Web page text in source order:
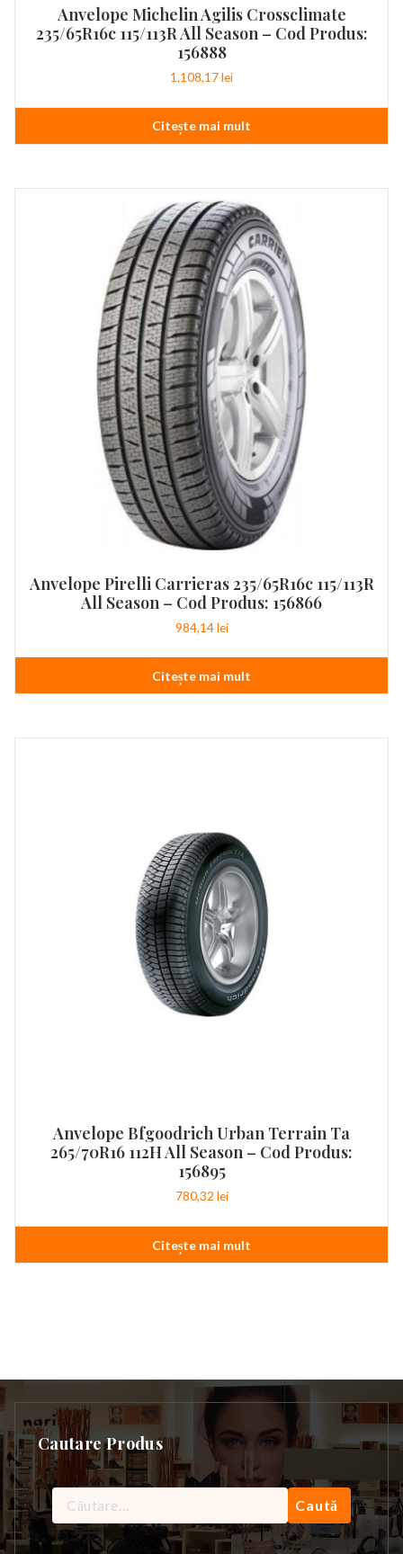
Anvelope Michelin Agilis Crossclimate
235/65R16c 115/113R All Season – Cod Produs:
156888
1.108,17lei
Citește mai mult
Anvelope Pirelli Carrieras 235/65R16c 115/113R
All Season – Cod Produs: 156866
984,14lei
Citește mai mult
Anvelope Bfgoodrich Urban Terrain Ta
265/70R16 112H All Season – Cod Produs:
156895
780,32 lei
Citește mai mult
Cautare Produs
Caută
după: